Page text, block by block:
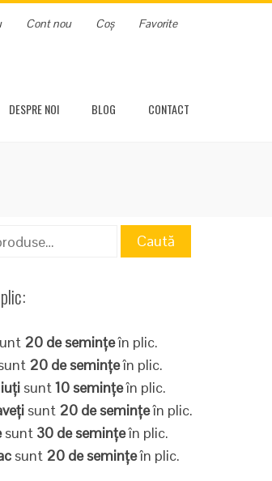
Favorite
Coș
Cont nou
DESPRE NOI BLOG CONTACT
Caută
20 de semințeîn plic.
20 de semințeîn plic.
sunt10 semințeîn plic.
sunt 20 de semințeîn plic.
sunt 30 de semințeîn plic.
sunt 20 de semințeîn plic.